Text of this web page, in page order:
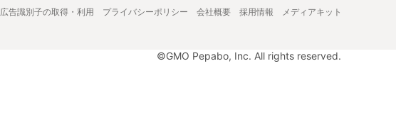
広告識別子の取得・利用 プライバシーポリシー 会社概要 採用情報 メディアキット
©GMO Pepabo, Inc. All rights reserved.